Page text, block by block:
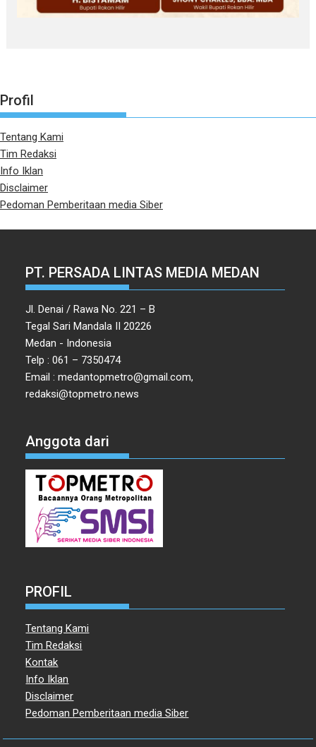
Profil
Tentang Kami
Tim Redaksi
Info Iklan
Disclaimer
Pedoman Pemberitaan media Siber
PT. PERSADA LINTAS MEDIA MEDAN
Jl. Denai / Rawa No. 221 – B
Tegal Sari Mandala II 20226
Medan - Indonesia
Telp : 061 – 7350474
Email : medantopmetro@gmail.com,
redaksi@topmetro.news
Anggota dari
PROFIL
Tentang Kami
Tim Redaksi
Kontak
Info Iklan
Disclaimer
Pedoman Pemberitaan media Siber